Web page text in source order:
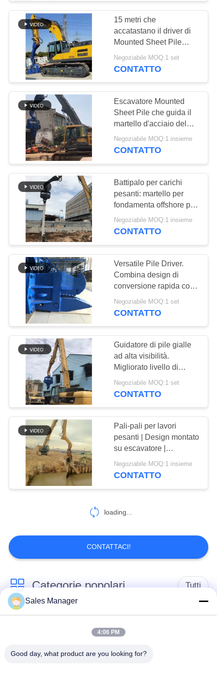
CASI
RICHIEDA
UNA
CITAZIONE
MAPPA
DEL
SITO
PRIVACY
POLICY
15 metri che
accatastano il driver di
Mounted Sheet Pile
dell'escavatore del Vibro
Negoziabile MOQ:1 set
CONTATTO
Escavatore Mounted
Sheet Pile che guida il
martello d'acciaio del
Vibro della macchina
Negoziabile MOQ:1 insieme
CONTATTO
Battipalo per carichi
pesanti: martello per
fondamenta offshore per
un&#39;installazione
efficiente di palancole
Negoziabile MOQ:1 insieme
CONTATTO
Versatile Pile Driver.
Combina design di
conversione rapida con
capacità di installazione
precisa.
Negoziabile MOQ:1 set
CONTATTO
Guidatore di pile gialle
ad alta visibilità.
Migliorato livello di
sicurezza e prestazioni
multifunzionali.
Negoziabile MOQ:1 set
CONTATTO
Pali-pali per lavori
pesanti | Design montato
su escavatore |
Vibrazioni ad alta
frequenza
Negoziabile MOQ:1 insieme
CONTATTO
loading...
CONTATTACI!
Categorie popolari Tutti
escavatore montato
battipalo
Martello elettrico
Piledriver laterale
Sales Manager
4:06 PM
Good day, what product are you looking for?